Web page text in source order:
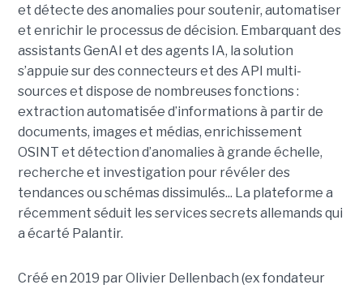
et détecte des anomalies pour soutenir, automatiser
et enrichir le processus de décision. Embarquant des
assistants GenAI et des agents IA, la solution
s’appuie sur des connecteurs et des API multi-
sources et dispose de nombreuses fonctions :
extraction automatisée d’informations à partir de
documents, images et médias, enrichissement
OSINT et détection d’anomalies à grande échelle,
recherche et investigation pour révéler des
tendances ou schémas dissimulés... La plateforme a
récemment séduit les services secrets allemands qui
a écarté Palantir.
Créé en 2019 par Olivier Dellenbach (ex fondateur